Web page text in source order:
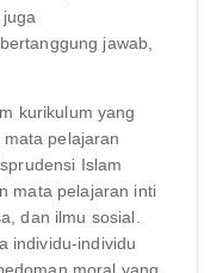
jawab,
kurikulum yang
pelajaran
Islam
mata pelajaran inti
dan ilmu sosial.
individu-individu